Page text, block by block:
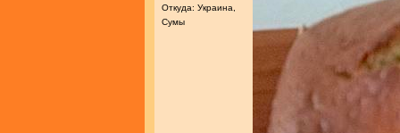
Откуда: Украина,
Сумы